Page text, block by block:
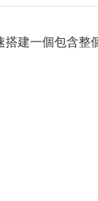
建一個包含